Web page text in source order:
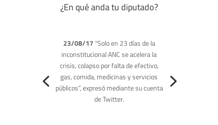
¿En qué anda tu diputado?
13/08/17